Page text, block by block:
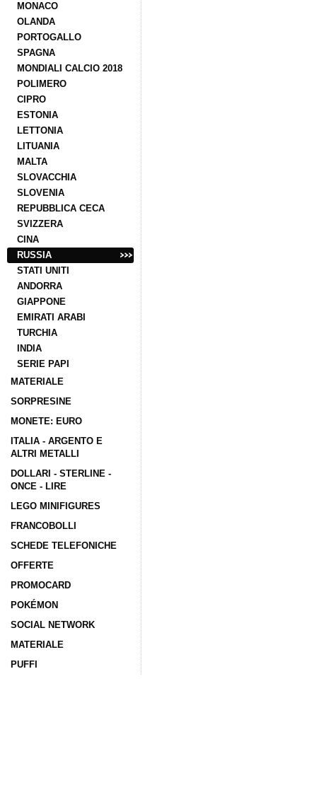
MONACO
OLANDA
PORTOGALLO
SPAGNA
MONDIALI CALCIO 2018
POLIMERO
CIPRO
ESTONIA
LETTONIA
LITUANIA
MALTA
SLOVACCHIA
SLOVENIA
REPUBBLICA CECA
SVIZZERA
CINA
RUSSIA
STATI UNITI
ANDORRA
GIAPPONE
EMIRATI ARABI
TURCHIA
INDIA
SERIE PAPI
MATERIALE
SORPRESINE
MONETE: EURO
ITALIA - ARGENTO E
ALTRI METALLI
DOLLARI - STERLINE -
ONCE - LIRE
LEGO MINIFIGURES
FRANCOBOLLI
SCHEDE TELEFONICHE
OFFERTE
PROMOCARD
POKÉMON
SOCIAL NETWORK
MATERIALE
PUFFI